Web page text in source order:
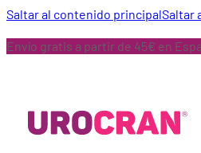
Saltar al contenido principalSaltar
Envío gratis a partir de 45€ en